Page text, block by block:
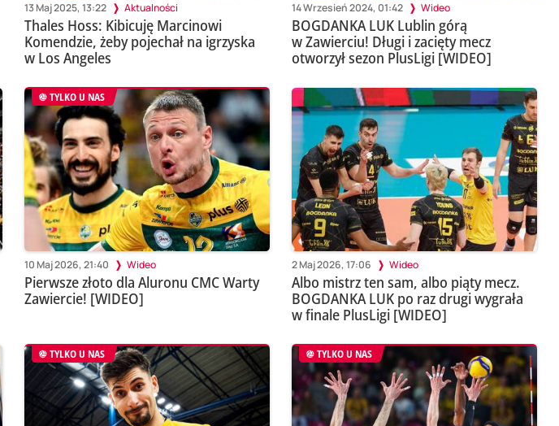
13 Maj 2025, 13:22 Aktualności
Thales Hoss: Kibicuję Marcinowi
Komendzie, żeby pojechał na igrzyska
w Los Angeles
14 Wrzesień 2024, 01:42 Wideo
BOGDANKA LUK Lublin górą
w Zawierciu! Długi i zacięty mecz
otworzył sezon PlusLigi [WIDEO]
TYLKO U NAS
10 Maj 2026, 21:40 Wideo
Pierwsze złoto dla Aluronu CMC Warty
Zawiercie! [WIDEO]
2 Maj 2026, 17:06 Wideo
Albo mistrz ten sam, albo piąty mecz.
BOGDANKA LUK po raz drugi wygrała
w finale PlusLigi [WIDEO]
TYLKO U NAS TYLKO U NAS